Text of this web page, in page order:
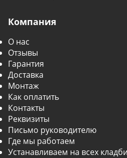
Компания
О нас
Отзывы
Гарантия
Доставка
Монтаж
Как оплатить
Контакты
Реквизиты
Письмо руководителю
Где мы работаем
Устанавливаем на всех